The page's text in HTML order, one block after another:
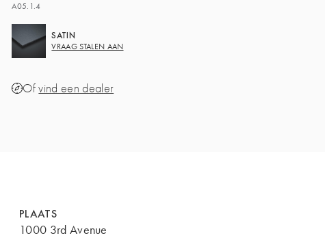
A05.1.4
SATIN
VRAAG STALEN AAN
Ofvind een dealer
PLAATS
1000 3rd Avenue